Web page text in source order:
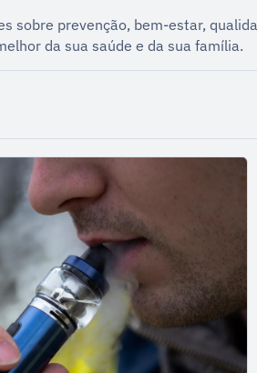
sobre prevenção, bem-estar,
da sua saúde e da sua família.